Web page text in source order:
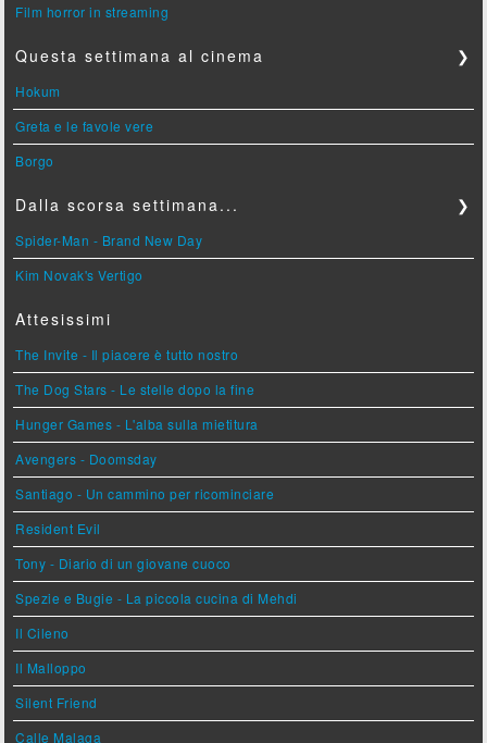
Film horror in streaming
Questa settimana al cinema ❯
Hokum
Greta e le favole vere
Borgo
Dalla scorsa settimana... ❯
Spider-Man - Brand New Day
Kim Novak's Vertigo
Attesissimi
The Invite - Il piacere è tutto nostro
The Dog Stars - Le stelle dopo la fine
Hunger Games - L'alba sulla mietitura
Avengers - Doomsday
Santiago - Un cammino per ricominciare
Resident Evil
Tony - Diario di un giovane cuoco
Spezie e Bugie - La piccola cucina di Mehdi
Il Cileno
Il Malloppo
Silent Friend
Calle Malaga